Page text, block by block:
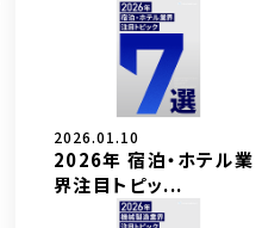
2026.01.10
2026年 宿泊・ホテル業
界注目トピッ...